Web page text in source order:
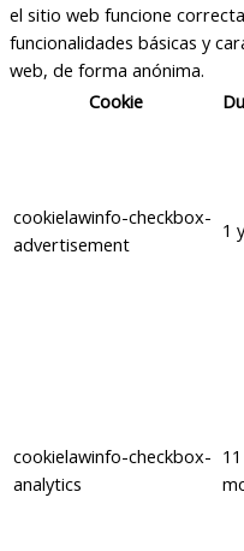
el sitio web funcione
funcionalidades básicas y
web, de forma anónima.
Cookie
cookielawinfo-checkbox-
advertisement
1
cookielawinfo-checkbox-
analytics
11